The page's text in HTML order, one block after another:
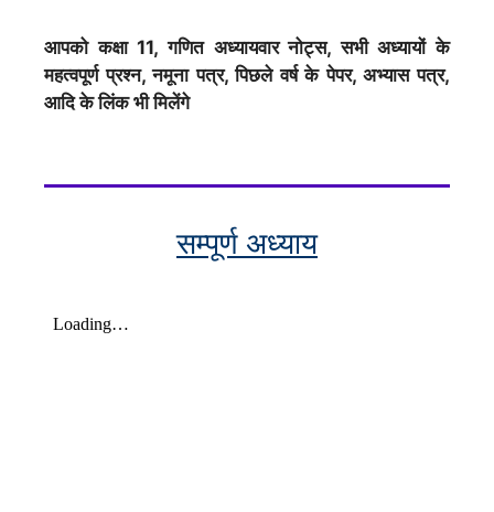
आपको कक्षा 11, गणित अध्यायवार नोट्स, सभी अध्यायों के
महत्वपूर्ण प्रश्न, नमूना पत्र, पिछले वर्ष के पेपर, अभ्यास पत्र,
आदि के लिंक भी मिलेंगे
सम्पूर्ण अध्याय